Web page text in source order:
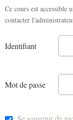
Ce cours est accessible
contacter
Identifiant
Mot de passe